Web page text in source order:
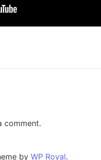
comment.
by WP Royal.